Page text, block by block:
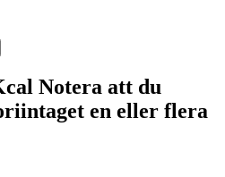
Notera att du
en eller flera